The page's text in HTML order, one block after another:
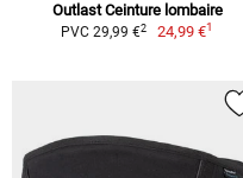
Outlast Ceinture lombaire
PVC 29,99 €2 24,99 €1